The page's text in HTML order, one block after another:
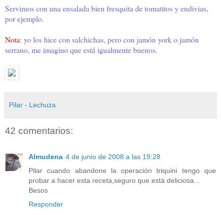
Servimos con una ensalada bien fresquita de tomatitos y endivias,
por ejemplo.
Nota: yo los hice con salchichas, pero con jamón york o jamón
serrano, me imagino que está igualmente buenos.
Pilar - Lechuza
42 comentarios:
Almudena 4 de junio de 2008 a las 19:28
Pilar cuando abandone la operación triquini tengo que
probar a hacer esta receta,seguro que está deliciosa...
Besos
Responder